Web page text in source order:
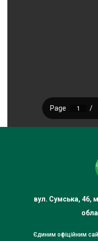
вул. Сумська, 46,
Єдиним офіційним